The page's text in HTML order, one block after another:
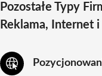
Pozostałe Typy
Reklama, Internet i